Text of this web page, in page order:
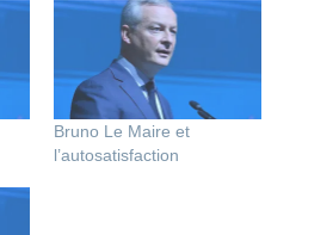
Bruno Le Maire et
l’autosatisfaction